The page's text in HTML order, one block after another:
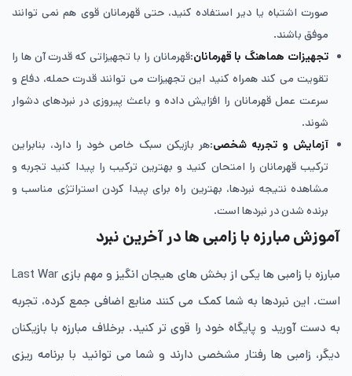
صورت اشتباه یا دیر استفاده کنید، حتی قهرمانان قوی هم نمی توانند
موفق باشند.
تجهیزات هماهنگ با قهرمانان:قهرمانان را با تجهیزاتی که قدرت آن ها را
تقویت می کند همراه کنید این تجهیزات می توانند قدرت حمله، دفاع و
سرعت عمل قهرمانان را افزایش داده و باعث پیروزی در نبردهای دشوار
شوند.
آزمایش و تجربه شخصی:هر بازیکن سبک خاص خود را دارد، بنابراین
ترکیب قهرمانان را امتحان کنید و بهترین ترکیب را پیدا کنید تجربه و
مشاهده نتیجه نبردها، بهترین راه برای پیدا کردن استراتژی مناسب و
برنده شدن در نبردها است.
آموزش مبارزه با زامبی ‌ها در آخرین نبرد
مبارزه با زامبی ها یکی از بخش های هیجان انگیز و مهم بازی Last War
است. این نبردها به شما کمک می کنند منابع اضافی جمع کرده، تجربه
به دست آورید و پایگاه خود را قوی تر کنید. برخلاف مبارزه با بازیکنان
دیگر، زامبی ها رفتار مشخصی دارند و شما می توانید با برنامه ‌ریزی